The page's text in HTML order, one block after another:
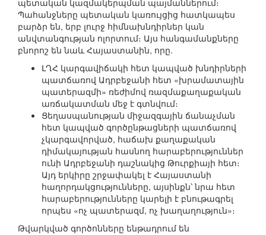
պետական կազմակերպման պայմաններում։
Պահանջները պետական կառույցից հատկապես
բարձր են, երբ լուրջ հիմնախնդիրներ կան
անվտանգության ոլորտում։ Այս հանգամանքները
բնորոշ են նաև Հայաստանին, որը.
ԼՂՀ կարգավիճակի հետ կապված խնդիրների
պատճառով Ադրբեջանի հետ «խրամատային
պատերազմի» ռեժիմով ռազմաքաղաքական
առճակատման մեջ է գտնվում։
Ցեղասպանության միջազգային ճանաչման
հետ կապված գործընթացների պատճառով
չկարգավորված, հաճախ քաղաքական
դիմակայության հասնող հարաբերություններ
ունի Ադրբեջանի դաշնակից Թուրքիայի հետ։
Այդ երկիրը շրջափակել է Հայաստանի
հաղորդակցությունները, այսինքն՝ նրա հետ
հարաբերությունները կարելի է բնութագրել
որպես «ոչ պատերազմ, ոչ խաղաղություն»։
Թվարկված գործոնները ենթադրում են